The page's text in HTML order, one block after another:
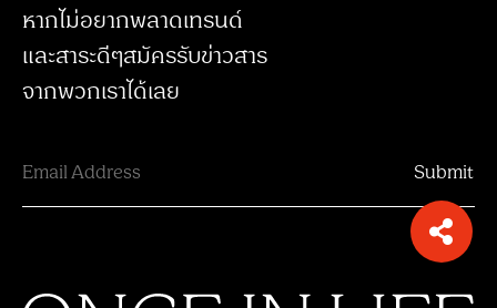
หากไม่อยากพลาดเทรนด์
และสาระดีๆสมัครรับข่าวสาร
จากพวกเราได้เลย